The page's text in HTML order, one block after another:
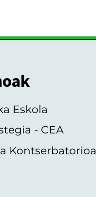
Eskola
- CEA
Kontserbatorioa